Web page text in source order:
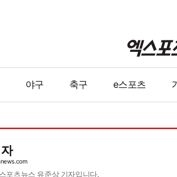
야구 축구 e스포츠
포츠뉴스 유준상 기자입니다.